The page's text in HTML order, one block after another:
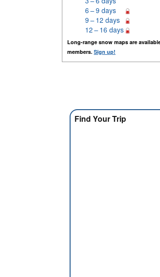
6 – 9 days
9 – 12 days
12 – 16 days
Long-range snow maps are
members. Sign up!
Find Your Trip